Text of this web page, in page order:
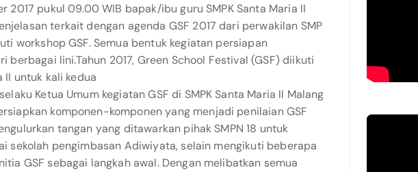
2017 pukul 09.00 WIB bapak/ibu guru SMPK Santa Maria II
terkait dengan agenda GSF 2017 dari perwakilan SMP
workshop GSF. Semua bentuk kegiatan persiapan
berbagai lini.Tahun 2017, Green School Festival (GSF) diikuti
II untuk kali kedua
Ketua Umum kegiatan GSF di SMPK Santa Maria II Malang
komponen-komponen yang menjadi penilaian GSF
tangan yang ditawarkan pihak SMPN 18 untuk
sekolah pengimbasan Adiwiyata, selain mengikuti beberapa
GSF sebagai langkah awal. Dengan melibatkan semua